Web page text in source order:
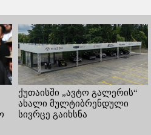
ქუთაისში „ავტო გალერის“
ახალი მულტიბრენდული
სივრცე გაიხსნა